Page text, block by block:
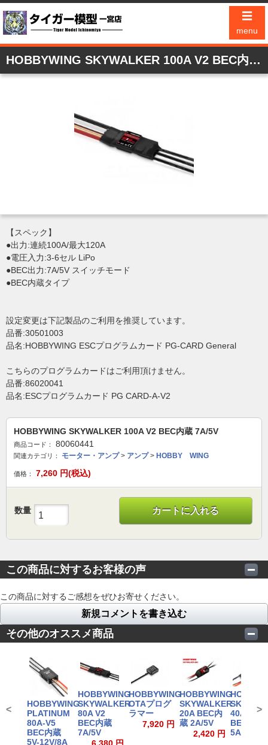
☰
menu
HOBBYWING SKYWALKER 100A V2 BEC内蔵 7A/5V
【スペック】
●出力:連続100A/最大120A
●電圧入力:3-6セル LiPo
●BEC出力:7A/5V スイッチモード
●BEC内蔵タイプ
設定変更は下記製品のご利用を推奨しています。
品番:30501003
品名:HOBBYWING ESCプログラムカード PG-CARD General
こちらのプログラムカードはご利用頂けません。
品番:86020041
品名:ESCプログラムカード PG CARD-A-V2
HOBBYWING SKYWALKER 100A V2 BEC内蔵 7A/5V
商品コード： 80060441
関連カテゴリ： モーター・アンプ> アンプ> HOBBY WING
価格： 7,260 円(税込)
数量 カートに入れる
この商品に対するお客様の声
この商品に対するご感想をぜひお寄せください。
新規コメントを書き込む
その他のオススメ商品
HOBBYWING
PLATINUM
80A-V5
BEC内蔵
5V-12V/8A
HOBBYWING
SKYWALKER
80A V2
BEC内蔵
7A/5V
6,380 円
HOBBYWING
OTAプログ
ラマー
7,920 円
HOBBYWING
SKYWALKER
20A BEC内
蔵 2A/5V
2,420 円
40A V2
BEC内蔵
5A/5V
< >